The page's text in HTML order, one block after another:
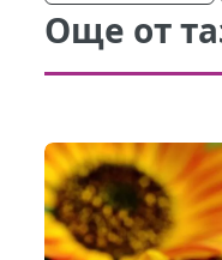
Още от